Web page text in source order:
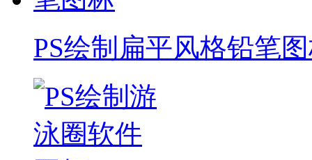
PS绘制扁平风格铅笔